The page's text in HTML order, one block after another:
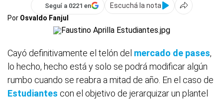
Seguí a 0221 en
Escuchá la nota
Por Osvaldo Fanjul
Cayó definitivamente el telón del mercado de pases,
lo hecho, hecho está y solo se podrá modificar algún
rumbo cuando se reabra a mitad de año. En el caso de
Estudiantes con el objetivo de jerarquizar un plantel